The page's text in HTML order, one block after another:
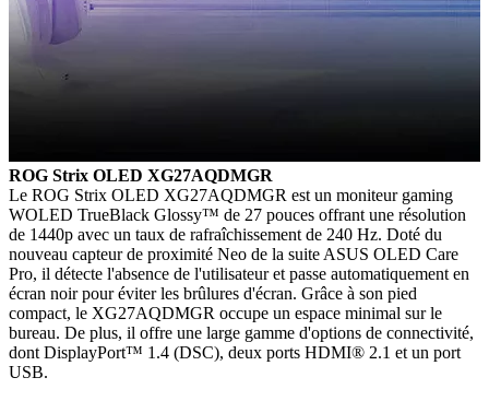
ROG Strix OLED XG27AQDMGR
Le ROG Strix OLED XG27AQDMGR est un moniteur gaming
WOLED TrueBlack Glossy™ de 27 pouces offrant une résolution
de 1440p avec un taux de rafraîchissement de 240 Hz. Doté du
nouveau capteur de proximité Neo de la suite ASUS OLED Care
Pro, il détecte l'absence de l'utilisateur et passe automatiquement en
écran noir pour éviter les brûlures d'écran. Grâce à son pied
compact, le XG27AQDMGR occupe un espace minimal sur le
bureau. De plus, il offre une large gamme d'options de connectivité,
dont DisplayPort™ 1.4 (DSC), deux ports HDMI® 2.1 et un port
USB.